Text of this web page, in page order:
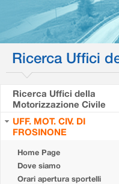
Ricerca Uffici
Ricerca Uffici della
Motorizzazione Civile
UFF. MOT. CIV. DI
FROSINONE
Home Page
Dove siamo
Orari apertura sportelli